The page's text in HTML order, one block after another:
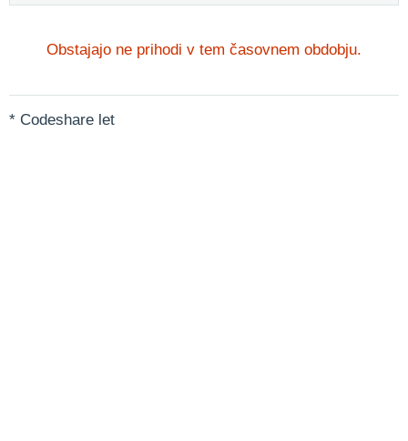
Obstajajo ne prihodi v tem časovnem obdobju.
* Codeshare let